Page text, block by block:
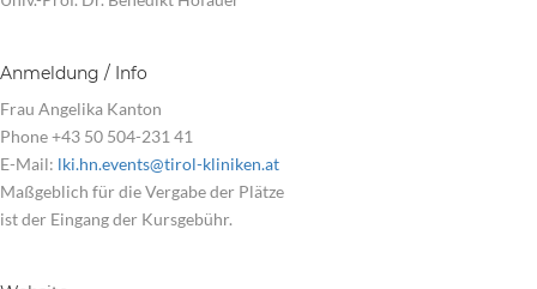
Anmeldung / Info
Frau Angelika Kanton
Phone +43 50 504-231 41
E-Mail: lki.hn.events@tirol-kliniken.at
Maßgeblich für die Vergabe der Plätze
ist der Eingang der Kursgebühr.